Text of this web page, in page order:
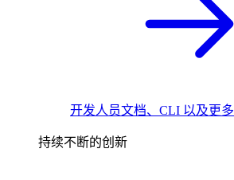
开发人员文档、CLI 以及更多
持续不断的创新